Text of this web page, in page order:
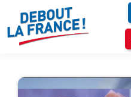
Panneau de gestion des cookies